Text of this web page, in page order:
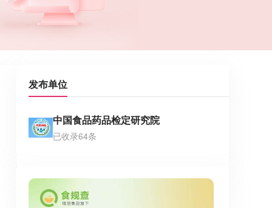
发布单位
中国食品药品检定研究院
已收录64条